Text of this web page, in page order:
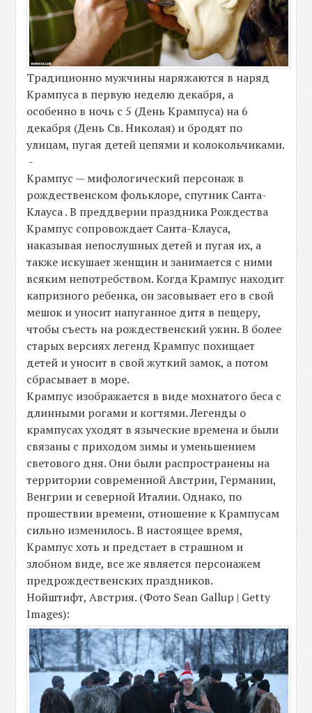
Традиционно мужчины наряжаются в наряд
Крампуса в первую неделю декабря, а
особенно в ночь с 5 (День Крампуса) на 6
декабря (День Св. Николая) и бродят по
улицам, пугая детей цепями и колокольчиками.
-
Крампус — мифологический персонаж в
рождественском фольклоре, спутник Санта-
Клауса . В преддверии праздника Рождества
Крампус сопровождает Санта-Клауса,
наказывая непослушных детей и пугая их, а
также искушает женщин и занимается с ними
всяким непотребством. Когда Крампус находит
капризного ребенка, он засовывает его в свой
мешок и уносит напуганное дитя в пещеру,
чтобы съесть на рождественский ужин. В более
старых версиях легенд Крампус похищает
детей и уносит в свой жуткий замок, а потом
сбрасывает в море.
Крампус изображается в виде мохнатого беса с
длинными рогами и когтями. Легенды о
крампусах уходят в языческие времена и были
связаны с приходом зимы и уменьшением
светового дня. Они были распространены на
территории современной Австрии, Германии,
Венгрии и северной Италии. Однако, по
прошествии времени, отношение к Крампусам
сильно изменилось. В настоящее время,
Крампус хоть и предстает в страшном и
злобном виде, все же является персонажем
предрождественских праздников.
Нойштифт, Австрия. (Фото Sean Gallup | Getty
Images):